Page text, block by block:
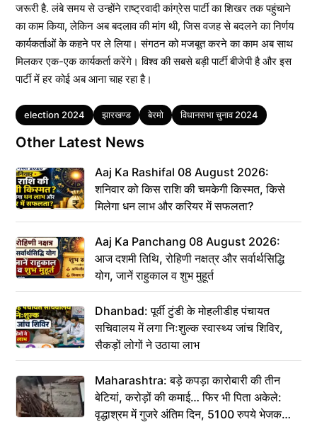
जरूरी है. लंबे समय से उन्होंने राष्ट्रवादी कांग्रेस पार्टी का शिखर तक पहुंचाने
का काम किया, लेकिन अब बदलाव की मांग थी, जिस वजह से बदलने का निर्णय
कार्यकर्ताओं के कहने पर ले लिया। संगठन को मजबूत करने का काम अब साथ
मिलकर एक-एक कार्यकर्ता करेंगे। विश्व की सबसे बड़ी पार्टी बीजेपी है और इस
पार्टी में हर कोई अब आना चाह रहा है।
Tags
election 2024 झारखण्ड बेरमो विधानसभा चुनाव 2024
Other Latest News
Aaj Ka Rashifal 08 August 2026:
शनिवार को किस राशि की चमकेगी किस्मत, किसे
मिलेगा धन लाभ और करियर में सफलता?
Aaj Ka Panchang 08 August 2026:
आज दशमी तिथि, रोहिणी नक्षत्र और सर्वार्थसिद्धि
योग, जानें राहुकाल व शुभ मुहूर्त
Dhanbad: पूर्वी टुंडी के मोहलीडीह पंचायत
सचिवालय में लगा निःशुल्क स्वास्थ्य जांच शिविर,
सैकड़ों लोगों ने उठाया लाभ
Maharashtra: बड़े कपड़ा कारोबारी की तीन
बेटियां, करोड़ों की कमाई… फिर भी पिता अकेले:
वृद्धाश्रम में गुजरे अंतिम दिन, 5100 रुपये भेजकर